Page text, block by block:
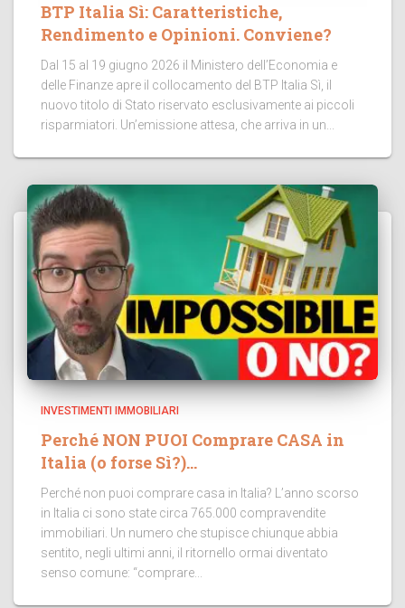
BTP Italia Sì: Caratteristiche,
Rendimento e Opinioni. Conviene?
Dal 15 al 19 giugno 2026 il Ministero dell’Economia e
delle Finanze apre il collocamento del BTP Italia Sì, il
nuovo titolo di Stato riservato esclusivamente ai piccoli
risparmiatori. Un’emissione attesa, che arriva in un...
INVESTIMENTI IMMOBILIARI
Perché NON PUOI Comprare CASA in
Italia (o forse Sì?)…
Perché non puoi comprare casa in Italia? L’anno scorso
in Italia ci sono state circa 765.000 compravendite
immobiliari. Un numero che stupisce chiunque abbia
sentito, negli ultimi anni, il ritornello ormai diventato
senso comune: “comprare...